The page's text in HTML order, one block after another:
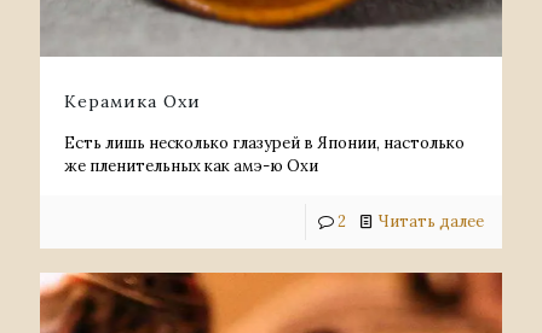
Керамика Охи
Есть лишь несколько глазурей в Японии, настолько
же пленительных как амэ-ю Охи
2 Читать далее